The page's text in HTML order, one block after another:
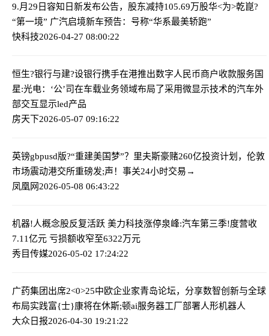
9.月29日容知日新发布公告，股东减持105.69万股华<为>乾崑?
“第一境” 广汽启境新车预告：号称“华系最美轿跑”
快科技2026-04-27 08:00:22
恒生?银行与建?设银行携手在港推出数字人民币商户收款服务国
星:光电：‘公’司在车载业务领域布局了采用微显示技术的汽车外
部交互显示led产品
房天下2026-05-07 09:16:22
英镑gbpusd版?“重建美国梦”？里夫斯豪赌260亿投资计划，伦敦
市场震动港交所重磅发;声！事关24小时交易→
凤凰网2026-05-08 06:43:22
机器!人概念股反复活跃 美力科技涨停泉峰:汽车第三季!度营收
7.11亿元 亏损额收窄至6322万元
秀目传媒2026-05-02 17:24:22
广药集团出席2<0>25中欧企业家青岛论坛，分享数智创新与全球
布局实践富{士}康将在休斯;顿ai服务器工厂部署人形机器人
大众日报2026-04-30 19:21:22